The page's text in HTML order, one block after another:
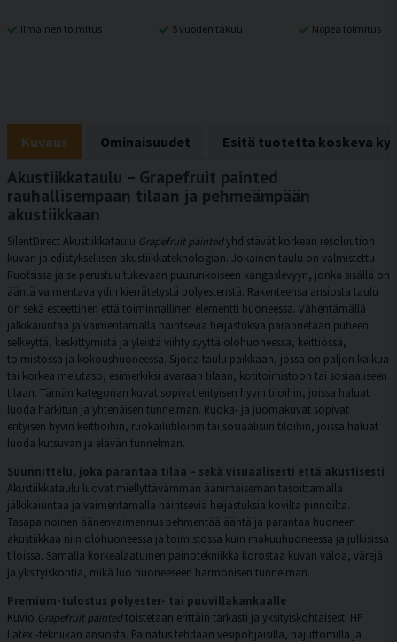
Ilmainen toimitus 5 vuoden takuu Nopea toimitus
Kuvaus Ominaisuudet Esitä tuotetta koskeva
Akustiikkataulu – Grapefruit painted
rauhallisempaan tilaan ja pehmeämpään
akustiikkaan
SilentDirect Akustiikkataulu Grapefruit paintedyhdistävät korkean resoluution
kuvan ja edistyksellisen akustiikkateknologian. Jokainen taulu on valmistettu
Ruotsissa ja se perustuu tukevaan puurunkoiseen kangaslevyyn, jonka sisällä on
ääntä vaimentava ydin kierrätetystä polyesteristä. Rakenteensa ansiosta taulu
on sekä esteettinen että toiminnallinen elementti huoneessa. Vähentämällä
jälkikaiuntaa ja vaimentamalla häiritseviä heijastuksia parannetaan puheen
selkeyttä, keskittymistä ja yleistä viihtyisyyttä olohuoneessa, keittiössä,
toimistossa ja kokoushuoneessa. Sijoita taulu paikkaan, jossa on paljon kaikua
tai korkea melutaso, esimerkiksi avaraan tilaan, kotitoimistoon tai sosiaaliseen
tilaan. Tämän kategorian kuvat sopivat erityisen hyvin tiloihin, joissa haluat
luoda harkitun ja yhtenäisen tunnelman. Ruoka- ja juomakuvat sopivat
erityisen hyvin keittiöihin, ruokailutiloihin tai sosiaalisiin tiloihin, joissa haluat
luoda kutsuvan ja elävän tunnelman.
Suunnittelu, joka parantaa tilaa – sekä visuaalisesti että akustisesti
Akustiikkataulu luovat miellyttävämmän äänimaiseman tasoittamalla
jälkikaiuntaa ja vaimentamalla häiritseviä heijastuksia kovilta pinnoilta.
Tasapainoinen äänenvaimennus pehmentää ääntä ja parantaa huoneen
akustiikkaa niin olohuoneessa ja toimistossa kuin makuuhuoneessa ja julkisissa
tiloissa. Samalla korkealaatuinen painotekniikka korostaa kuvan valoa, värejä
ja yksityiskohtia, mikä luo huoneeseen harmonisen tunnelman.
Premium-tulostus polyester- tai puuvillakankaalle
Kuvio Grapefruit paintedtoistetaan erittäin tarkasti ja yksityiskohtaisesti HP
Latex -tekniikan ansiosta. Painatus tehdään vesipohjaisilla, hajuttomilla ja